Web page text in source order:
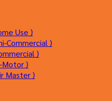
Use )
Commercial )
)
Motor )
Master )